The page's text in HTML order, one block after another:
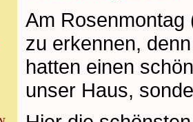
Am Rosenmontag
zu erkennen,
hatten einen
unser Haus,